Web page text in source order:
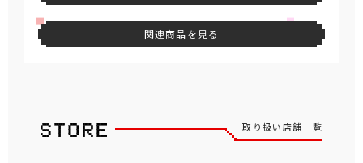
関連商品を見る
取り扱い店舗一覧